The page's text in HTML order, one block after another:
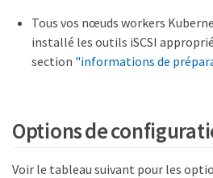
Tous vos nœuds workers
installé les outils iSCSI
section "informations de
Options de
Voir le tableau suivant pour les